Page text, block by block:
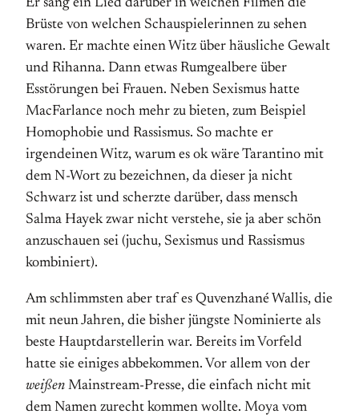
Er sang ein Lied darüber in welchen Filmen die
Brüste von welchen Schauspielerinnen zu sehen
waren. Er machte einen Witz über häusliche Gewalt
und Rihanna. Dann etwas Rumgealbere über
Esstörungen bei Frauen. Neben Sexismus hatte
MacFarlance noch mehr zu bieten, zum Beispiel
Homophobie und Rassismus. So machte er
irgendeinen Witz, warum es ok wäre Tarantino mit
dem N-Wort zu bezeichnen, da dieser ja nicht
Schwarz ist und scherzte darüber, dass mensch
Salma Hayek zwar nicht verstehe, sie ja aber schön
anzuschauen sei (juchu, Sexismus und Rassismus
kombiniert).
Am schlimmsten aber traf es Quvenzhané Wallis, die
mit neun Jahren, die bisher jüngste Nominierte als
beste Hauptdarstellerin war. Bereits im Vorfeld
hatte sie einiges abbekommen. Vor allem von der
weißen Mainstream-Presse, die einfach nicht mit
dem Namen zurecht kommen wollte. Moya vom